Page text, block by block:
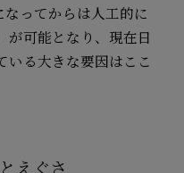
なってからは人工的に
が可能となり、現在日
いる大きな要因はここ